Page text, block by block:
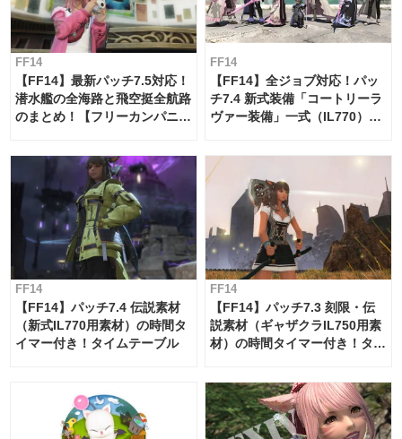
FF14
【FF14】最新パッチ7.5対応！
潜水艦の全海路と飛空挺全航路
のまとめ！【フリーカンパニ
FF14
【FF14】全ジョブ対応！パッ
チ7.4 新式装備「コートリーラ
ヴァー装備」一式（IL770）の
FF14
【FF14】パッチ7.4 伝説素材
（新式IL770用素材）の時間タ
イマー付き！タイムテーブル
FF14
【FF14】パッチ7.3 刻限・伝
説素材（ギャザクラIL750用素
材）の時間タイマー付き！タイ